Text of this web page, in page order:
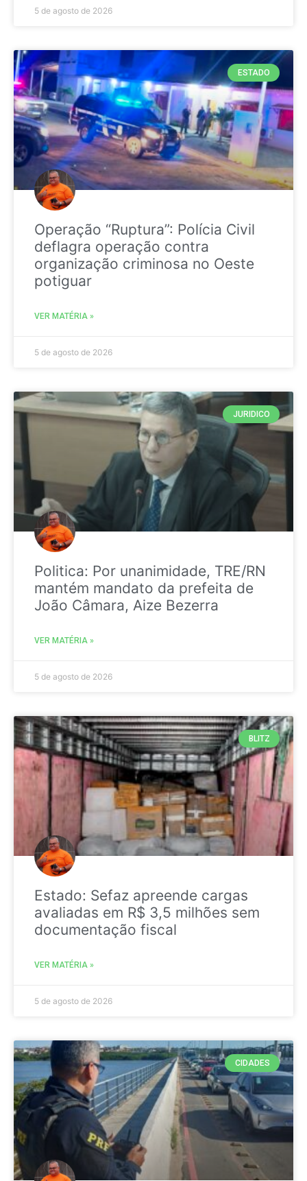
5 de agosto de 2026
ESTADO
Operação “Ruptura”: Polícia Civil
deflagra operação contra
organização criminosa no Oeste
potiguar
VER MATÉRIA »
5 de agosto de 2026
JURIDICO
Politica: Por unanimidade, TRE/RN
mantém mandato da prefeita de
João Câmara, Aize Bezerra
VER MATÉRIA »
5 de agosto de 2026
BLITZ
Estado: Sefaz apreende cargas
avaliadas em R$ 3,5 milhões sem
documentação fiscal
VER MATÉRIA »
5 de agosto de 2026
CIDADES